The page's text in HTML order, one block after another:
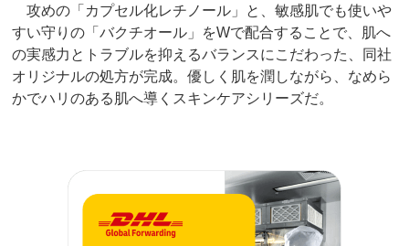
攻めの「カプセル化レチノール」と、敏感肌でも使いや
すい守りの「バクチオール」をWで配合することで、肌へ
の実感力とトラブルを抑えるバランスにこだわった、同社
オリジナルの処方が完成。優しく肌を潤しながら、なめら
かでハリのある肌へ導くスキンケアシリーズだ。